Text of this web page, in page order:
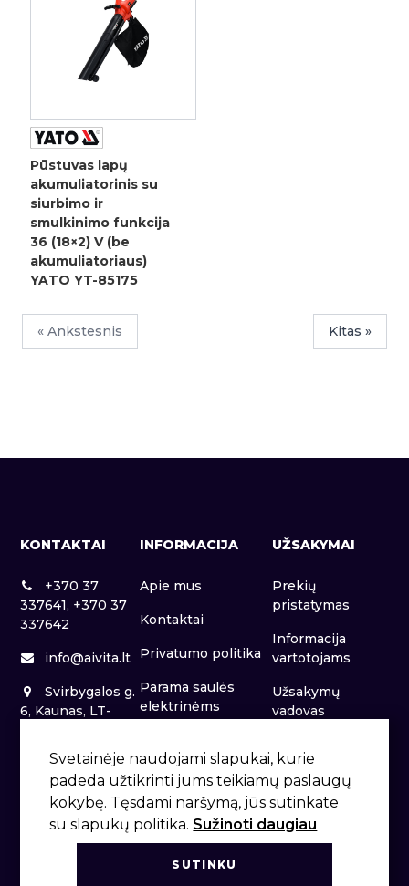
Pūstuvas lapų
akumuliatorinis su
siurbimo ir
smulkinimo funkcija
36 (18×2) V (be
akumuliatoriaus)
YATO YT-85175
« Ankstesnis Kitas »
KONTAKTAI
+370 37
337641, +370 37
337642
info@aivita.lt
Svirbygalos g.
6, Kaunas, LT-
INFORMACIJA
Apie mus
Kontaktai
Privatumo politika
Parama saulės
elektrinėms
UŽSAKYMAI
Prekių
pristatymas
Informacija
vartotojams
Užsakymų
vadovas
Svetainėje naudojami slapukai, kurie
padeda užtikrinti jums teikiamų paslaugų
kokybę. Tęsdami naršymą, jūs sutinkate
su slapukų politika. Sužinoti daugiau
SUTINKU